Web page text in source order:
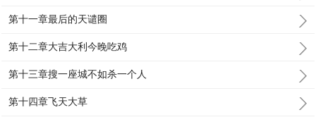
第十一章最后的天谴圈
第十二章大吉大利今晚吃鸡
第十三章搜一座城不如杀一个人
第十四章飞天大草